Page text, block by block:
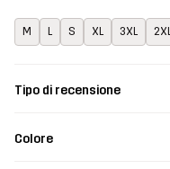
M L S XL 3XL 2XL
Tipo di recensione
Colore